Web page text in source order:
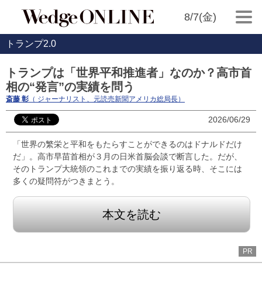
8/7(金)
トランプ2.0
トランプは「世界平和推進者」なのか？高市首
相の“発言”の実績を問う
斎藤 彰 （ ジャーナリスト、元読売新聞アメリカ総局長）
2026/06/29
「世界の繁栄と平和をもたらすことができるのはドナルドだけ
だ」。高市早苗首相が３月の日米首脳会談で断言した。だが、
そのトランプ大統領のこれまでの実績を振り返る時、そこには
多くの疑問符がつきまとう。
本文を読む
PR